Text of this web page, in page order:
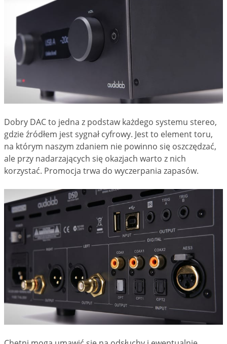
Dobry DAC to jedna z podstaw każdego systemu stereo,
gdzie źródłem jest sygnał cyfrowy. Jest to element toru,
na którym naszym zdaniem nie powinno się oszczędzać,
ale przy nadarzających się okazjach warto z nich
korzystać. Promocja trwa do wyczerpania zapasów.